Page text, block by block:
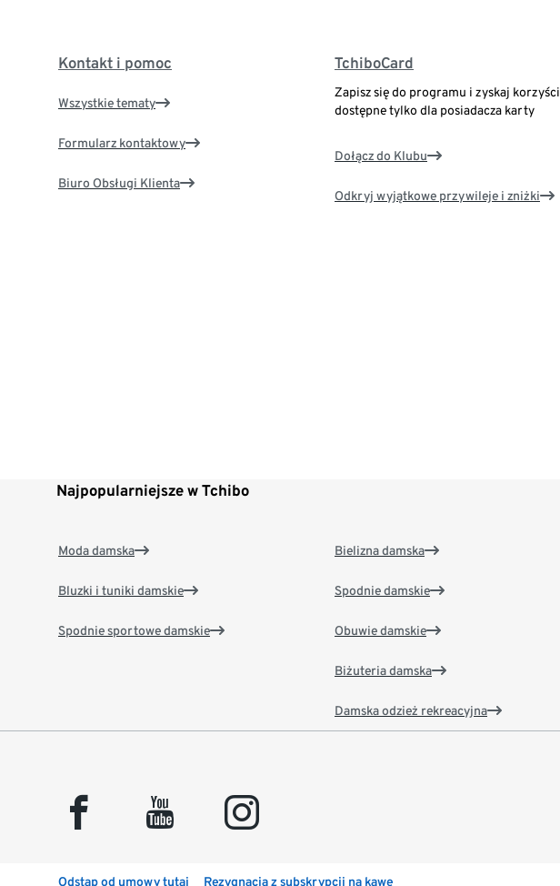
Kontakt i pomoc
Wszystkie tematy
Formularz kontaktowy
Biuro Obsługi Klienta
TchiboCard
Zapisz się do programu i zyskaj korzyści
dostępne tylko dla posiadacza karty
Dołącz do Klubu
Odkryj wyjątkowe przywileje i zniżki
Najpopularniejsze w Tchibo
Moda damska
Bluzki i tuniki damskie
Spodnie sportowe damskie
Bielizna damska
Spodnie damskie
Obuwie damskie
Biżuteria damska
Damska odzież rekreacyjna
facebook youtube instagram
Odstąp od umowy tutaj Rezygnacja z subskrypcji na kawę